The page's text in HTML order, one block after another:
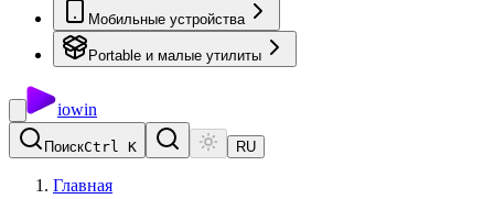
Мобильные устройства
Portable и малые утилиты
iowin
ПоискCtrl K RU
Главная